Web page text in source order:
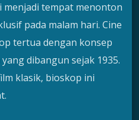
menjadi tempat menonton
pada malam hari. Cine
tertua dengan konsep
dibangun sejak 1935.
klasik, bioskop ini